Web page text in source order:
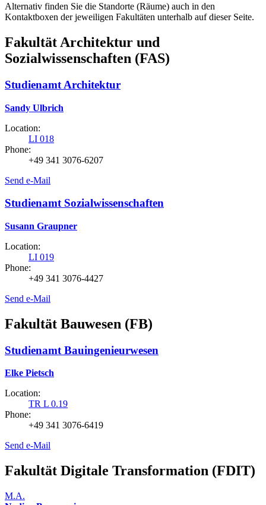
Alternativ finden Sie die Standorte (Räume) auch in den
Kontaktboxen der jeweiligen Fakultäten unterhalb auf dieser Seite.
Fakultät Architektur und
Sozialwissenschaften (FAS)
Studienamt Architektur
Sandy Ulbrich
Location:
LI 018
Phone:
+49 341 3076-6207
Send e-Mail
Studienamt Sozialwissenschaften
Susann Graupner
Location:
LI 019
Phone:
+49 341 3076-4427
Send e-Mail
Fakultät Bauwesen (FB)
Studienamt Bauingenieurwesen
Elke Pietsch
Location:
TR L 0.19
Phone:
+49 341 3076-6419
Send e-Mail
Fakultät Digitale Transformation (FDIT)
M.A.